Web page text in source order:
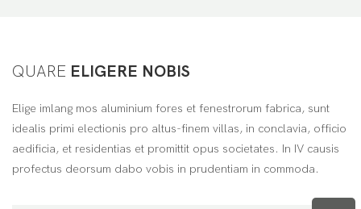
QUARE ELIGERE NOBIS
Elige imlang mos aluminium fores et fenestrorum fabrica, sunt
idealis primi electionis pro altus-finem villas, in conclavia, officio
aedificia, et residentias et promittit opus societates. In IV causis
profectus deorsum dabo vobis in prudentiam in commoda.